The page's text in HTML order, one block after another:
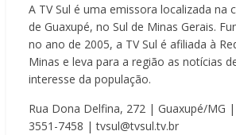
A TV Sul é uma emissora localizada na
de Guaxupé, no Sul de Minas Gerais.
no ano de 2005, a TV Sul é afiliada à
Minas e leva para a região as notícias
interesse da população.
Rua Dona Delfina, 272 | Guaxupé/MG
3551-7458 | tvsul@tvsul.tv.br